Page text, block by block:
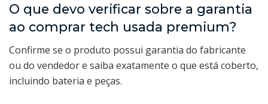
O que devo verificar sobre a garantia
ao comprar tech usada premium?
Confirme se o produto possui garantia do fabricante
ou do vendedor e saiba exatamente o que está coberto,
incluindo bateria e peças.